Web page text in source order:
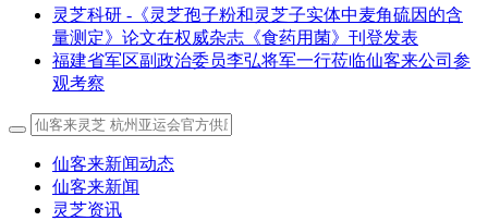
灵芝科研 -《灵芝孢子粉和灵芝子实体中麦角硫因的含
量测定》论文在权威杂志《食药用菌》刊登发表
福建省军区副政治委员李弘将军一行莅临仙客来公司参
观考察
仙客来新闻动态
仙客来新闻
灵芝资讯